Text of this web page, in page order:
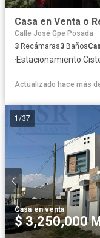
Casa en Venta o
Calle José Gpe Posada
3 Recámaras3 Baños
·Estacionamiento·
Actualizado hace más
1 /37
Casa·en venta
$ 3,250,000